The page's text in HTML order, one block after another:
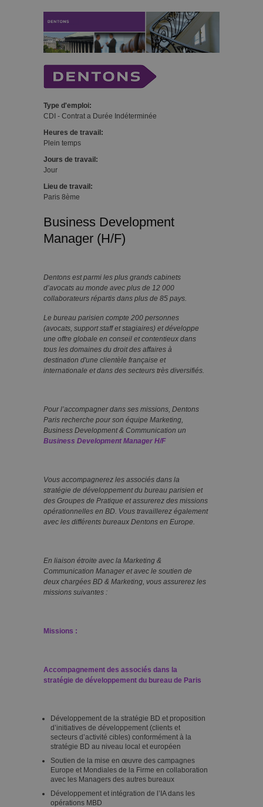
Type d'emploi:
CDI - Contrat a Durée Indéterminée
Heures de travail:
Plein temps
Jours de travail:
Jour
Lieu de travail:
Paris 8ème
Business Development
Manager (H/F)
Dentons est parmi les plus grands cabinets
d’avocats au monde avec plus de 12 000
collaborateurs répartis dans plus de 85 pays.
Le bureau parisien compte 200 personnes
(avocats, support staff et stagiaires) et développe
une offre globale en conseil et contentieux dans
tous les domaines du droit des affaires à
destination d'une clientèle française et
internationale et dans des secteurs très diversifiés.
Pour l’accompagner dans ses missions, Dentons
Paris recherche pour son équipe Marketing,
Business Development & Communication un
Business Development Manager H/F
Vous accompagnerez les associés dans la
stratégie de développement du bureau parisien et
des Groupes de Pratique et assurerez des missions
opérationnelles en BD. Vous travaillerez également
avec les différents bureaux Dentons en Europe.
En liaison étroite avec la Marketing &
Communication Manager et avec le soutien de
deux chargées BD & Marketing, vous assurerez les
missions suivantes :
Missions :
Accompagnement des associés dans la
stratégie de développement du bureau de Paris
Développement de la stratégie BD et proposition
d’initiatives de développement (clients et
secteurs d’activité cibles) conformément à la
stratégie BD au niveau local et européen
Soutien de la mise en œuvre des campagnes
Europe et Mondiales de la Firme en collaboration
avec les Managers des autres bureaux
Développement et intégration de l’IA dans les
opérations MBD